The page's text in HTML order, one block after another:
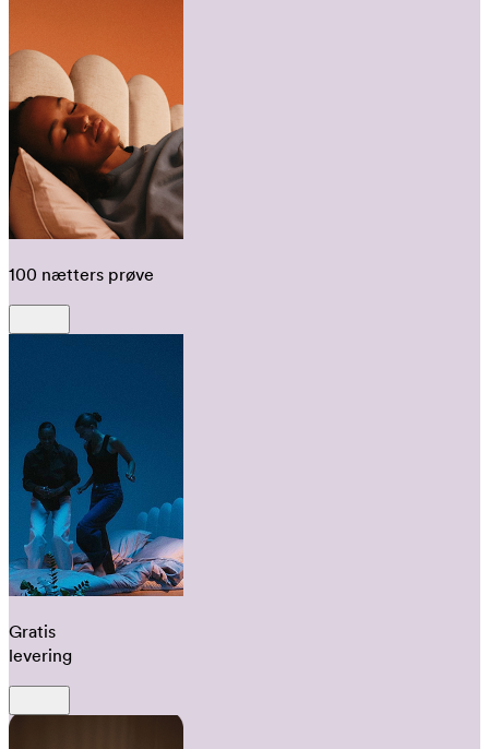
100 nætters prøve
Gratis
levering